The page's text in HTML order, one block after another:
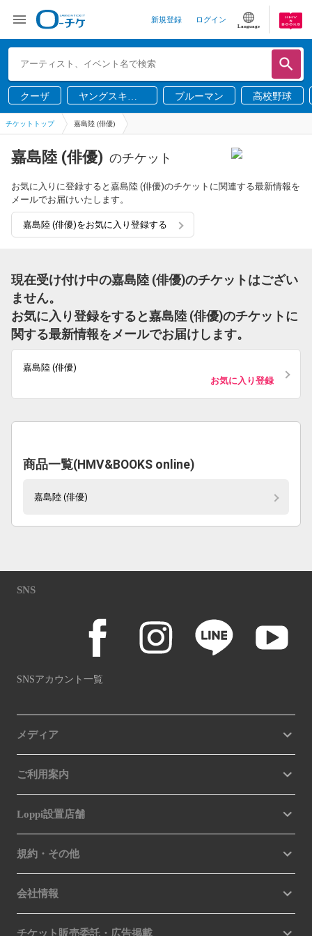
新規登録 ログイン
Language
クーザ
ヤングスキニ
ー
ブルーマン 高校野球
チケットトップ 嘉島陸 (俳優)
嘉島陸 (俳優) のチケット
お気に入りに登録すると嘉島陸 (俳優)のチケットに関連する最新情報を
メールでお届けいたします。
嘉島陸 (俳優)をお気に入り登録する
現在受け付け中の嘉島陸 (俳優)のチケットはござい
ません。
お気に入り登録をすると嘉島陸 (俳優)のチケットに
関する最新情報をメールでお届けします。
嘉島陸 (俳優)
お気に入り登録
商品一覧(HMV&BOOKS online)
嘉島陸 (俳優)
SNS
SNSアカウント一覧
メディア
ご利用案内
Loppi設置店舗
規約・その他
会社情報
チケット販売委託・広告掲載